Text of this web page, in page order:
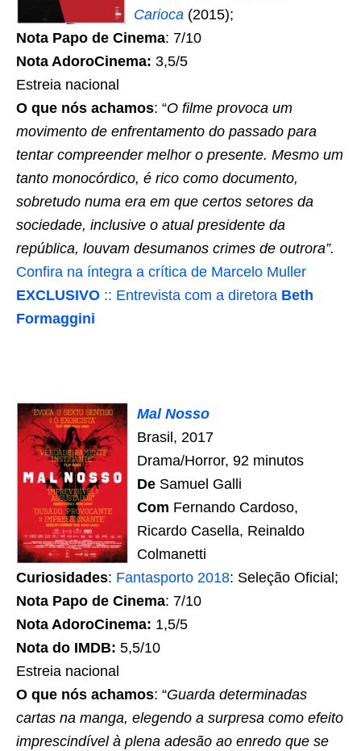
Carioca (2015);
Nota Papo de Cinema: 7/10
Nota AdoroCinema: 3,5/5
Estreia nacional
O que nós achamos: “O filme provoca um
movimento de enfrentamento do passado para
tentar compreender melhor o presente. Mesmo um
tanto monocórdico, é rico como documento,
sobretudo numa era em que certos setores da
sociedade, inclusive o atual presidente da
república, louvam desumanos crimes de outrora”.
Confira na íntegra a crítica de Marcelo Muller
EXCLUSIVO :: Entrevista com a diretora Beth
Formaggini
Mal Nosso
Brasil, 2017
Drama/Horror, 92 minutos
De Samuel Galli
Com Fernando Cardoso,
Ricardo Casella, Reinaldo
Colmanetti
Curiosidades: Fantasporto 2018: Seleção Oficial;
Nota Papo de Cinema: 7/10
Nota AdoroCinema: 1,5/5
Nota do IMDB: 5,5/10
Estreia nacional
O que nós achamos: “Guarda determinadas
cartas na manga, elegendo a surpresa como efeito
imprescindível à plena adesão ao enredo que se